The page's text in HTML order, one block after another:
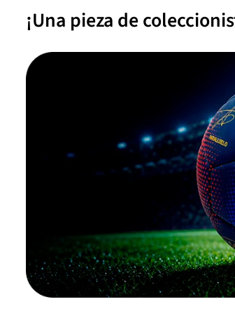
¡Una pieza de